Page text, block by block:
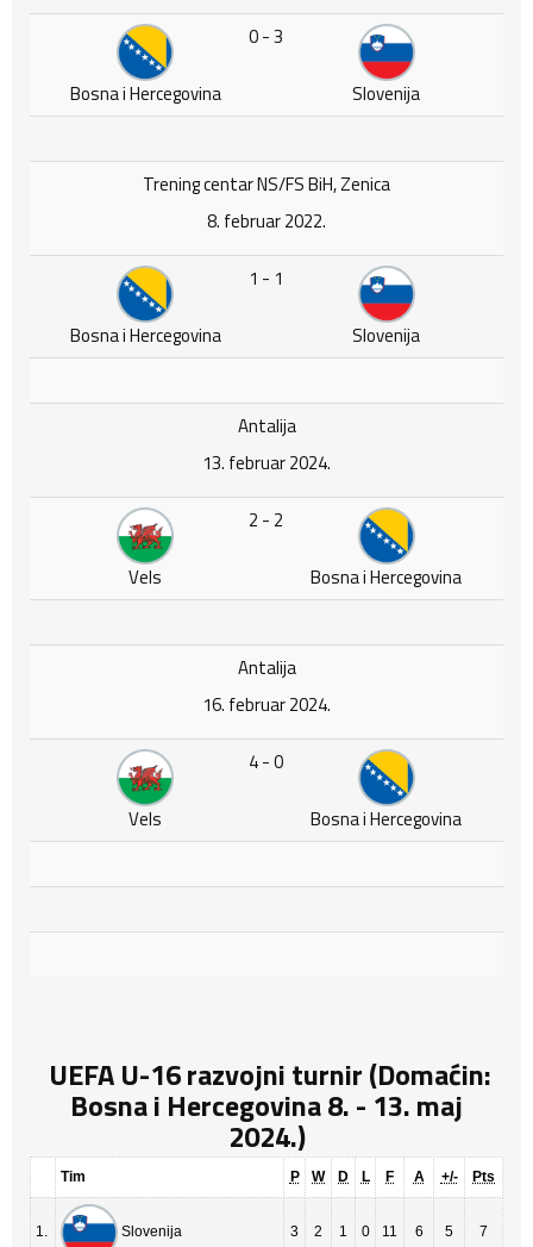
Bosna i Hercegovina
0 - 3
Slovenija
Trening centar NS/FS BiH, Zenica
8. februar 2022.
Bosna i Hercegovina
1 - 1
Slovenija
Antalija
13. februar 2024.
Vels
2 - 2
Bosna i Hercegovina
Antalija
16. februar 2024.
Vels
4 - 0
Bosna i Hercegovina
UEFA U-16 razvojni turnir (Domaćin:
Bosna i Hercegovina 8. - 13. maj
2024.)
Tim P W D L F A +/- Pts
1. Slovenija 3 2 1 0 11 6 5 7